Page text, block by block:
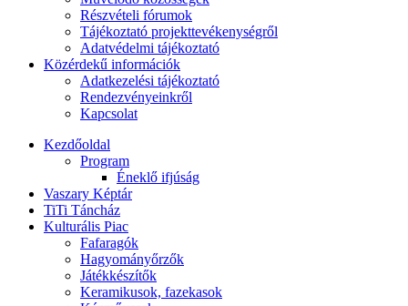
Részvételi fórumok
Tájékoztató projekttevékenységről
Adatvédelmi tájékoztató
Közérdekű információk
Adatkezelési tájékoztató
Rendezvényeinkről
Kapcsolat
Kezdőoldal
Program
Éneklő ifjúság
Vaszary Képtár
TiTi Táncház
Kulturális Piac
Fafaragók
Hagyományőrzők
Játékkészítők
Keramikusok, fazekasok